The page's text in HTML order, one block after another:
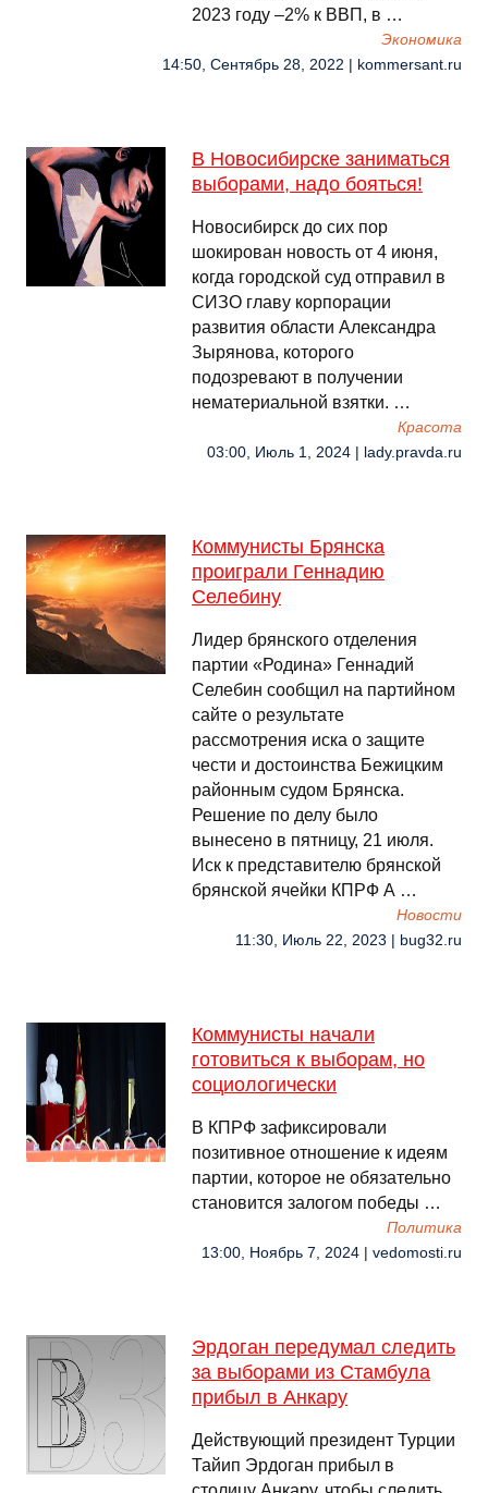
2023 году –2% к ВВП, в …
Экономика
14:50, Сентябрь 28, 2022 | kommersant.ru
В Новосибирске заниматься
выборами, надо бояться!
Новосибирск до сих пор
шокирован новость от 4 июня,
когда городской суд отправил в
СИЗО главу корпорации
развития области Александра
Зырянова, которого
подозревают в получении
нематериальной взятки. …
Красота
03:00, Июль 1, 2024 | lady.pravda.ru
Коммунисты Брянска
проиграли Геннадию
Селебину
Лидер брянского отделения
партии «Родина» Геннадий
Селебин сообщил на партийном
сайте о результате
рассмотрения иска о защите
чести и достоинства Бежицким
районным судом Брянска.
Решение по делу было
вынесено в пятницу, 21 июля.
Иск к представителю брянской
брянской ячейки КПРФ А …
Новости
11:30, Июль 22, 2023 | bug32.ru
Коммунисты начали
готовиться к выборам, но
социологически
В КПРФ зафиксировали
позитивное отношение к идеям
партии, которое не обязательно
становится залогом победы …
Политика
13:00, Ноябрь 7, 2024 | vedomosti.ru
Эрдоган передумал следить
за выборами из Стамбула
прибыл в Анкару
Действующий президент Турции
Тайип Эрдоган прибыл в